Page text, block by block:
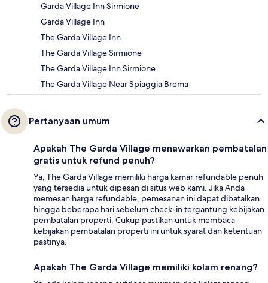
Garda Village Inn Sirmione
Garda Village Inn
The Garda Village Inn
The Garda Village Sirmione
The Garda Village Inn Sirmione
The Garda Village Near Spiaggia Brema
Pertanyaan umum
Apakah The Garda Village menawarkan pembatalan
gratis untuk refund penuh?
Ya, The Garda Village memiliki harga kamar refundable penuh
yang tersedia untuk dipesan di situs web kami. Jika Anda
memesan harga refundable, pemesanan ini dapat dibatalkan
hingga beberapa hari sebelum check-in tergantung kebijakan
pembatalan properti. Cukup pastikan untuk membaca
kebijakan pembatalan properti ini untuk syarat dan ketentuan
pastinya.
Apakah The Garda Village memiliki kolam renang?